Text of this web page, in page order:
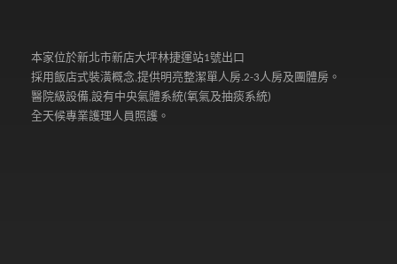
本家位於新北市新店大坪林捷運站1號出口
採用飯店式裝潢概念,提供明亮整潔單人房.2-3人房及團體房。
醫院級設備,設有中央氣體系統(氧氣及抽痰系統)
全天候專業護理人員照護。